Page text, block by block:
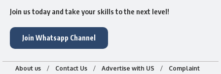
Join us today and take your skills to the next level!
Join Whatsapp Channel
About us Contact Us Advertise with US
Complaint